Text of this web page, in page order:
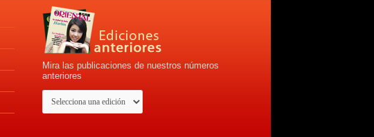
Mira las publicaciones de nuestros números
anteriores